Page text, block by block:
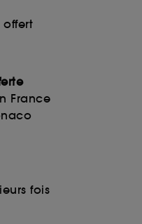
France
fois